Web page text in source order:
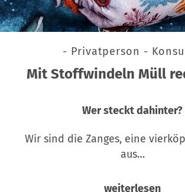
- Privatperson -
Mit Stoffwindeln Müll
Wer steckt dahinter?
Wir sind die Zanges, eine
aus…
weiterlesen